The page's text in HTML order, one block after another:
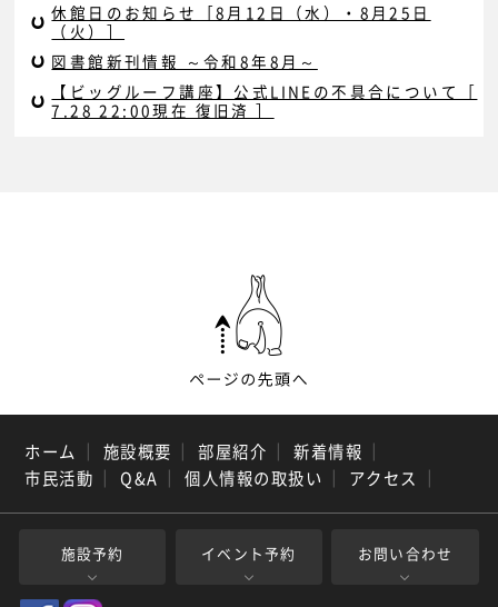
休館日のお知らせ［8月12日（水）・8月25日
（火）］
図書館新刊情報 ～令和8年8月～
【ビッグルーフ講座】公式LINEの不具合について［
7.28 22:00現在 復旧済 ］
ホーム ｜ 施設概要 ｜ 部屋紹介 ｜ 新着情報 ｜
市民活動 ｜ Q&A ｜ 個人情報の取扱い ｜ アクセス ｜
施設予約 イベント予約 お問い合わせ